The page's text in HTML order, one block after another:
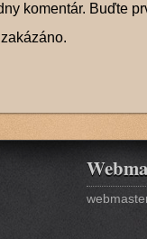
komentár. Buďte